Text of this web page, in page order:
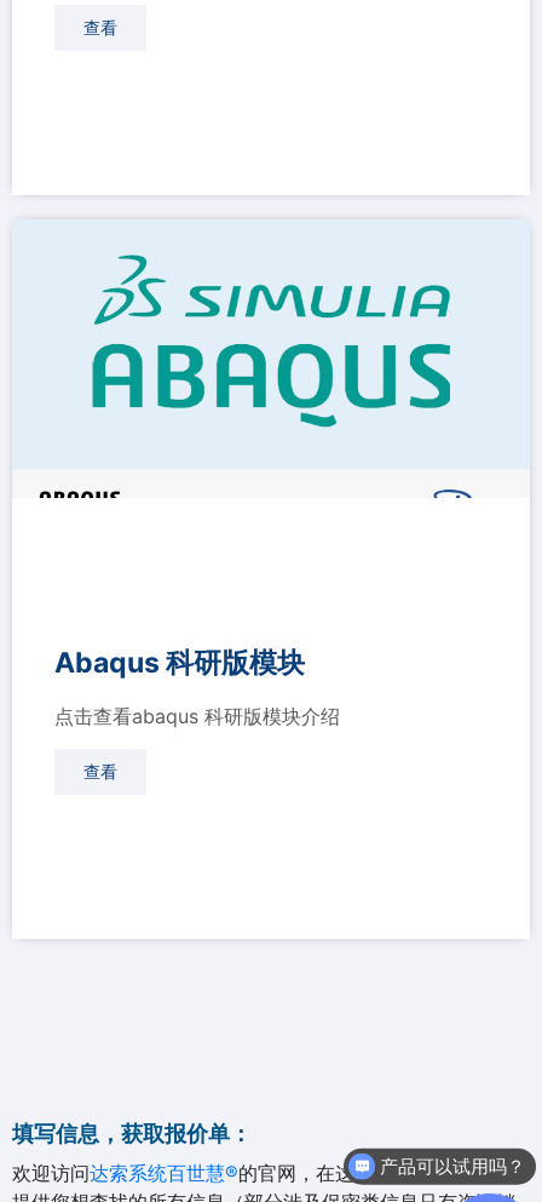
查看
Abaqus 科研版模块
点击查看abaqus 科研版模块介绍
查看
填写信息，获取报价单：
欢迎访问达索系统百世慧®的官网，在这里我们尽可能的为您
产品可以试用吗？